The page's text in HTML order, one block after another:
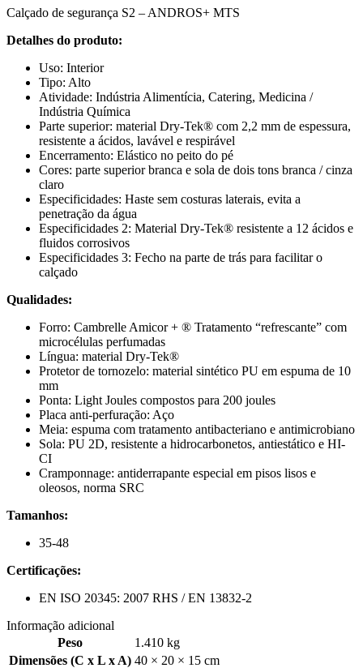
Calçado de segurança S2 – ANDROS+ MTS
Detalhes do produto:
Uso: Interior
Tipo: Alto
Atividade: Indústria Alimentícia, Catering, Medicina /
Indústria Química
Parte superior: material Dry-Tek® com 2,2 mm de espessura,
resistente a ácidos, lavável e respirável
Encerramento: Elástico no peito do pé
Cores: parte superior branca e sola de dois tons branca / cinza
claro
Especificidades: Haste sem costuras laterais, evita a
penetração da água
Especificidades 2: Material Dry-Tek® resistente a 12 ácidos e
fluidos corrosivos
Especificidades 3: Fecho na parte de trás para facilitar o
calçado
Qualidades:
Forro: Cambrelle Amicor + ® Tratamento “refrescante” com
microcélulas perfumadas
Língua: material Dry-Tek®
Protetor de tornozelo: material sintético PU em espuma de 10
mm
Ponta: Light Joules compostos para 200 joules
Placa anti-perfuração: Aço
Meia: espuma com tratamento antibacteriano e antimicrobiano
Sola: PU 2D, resistente a hidrocarbonetos, antiestático e HI-
CI
Cramponnage: antiderrapante especial em pisos lisos e
oleosos, norma SRC
Tamanhos:
35-48
Certificações:
EN ISO 20345: 2007 RHS / EN 13832-2
Informação adicional
Peso
1.410 kg
Dimensões (C x L x A) 40 × 20 × 15 cm